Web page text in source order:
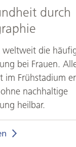
durch
weltweit die
bei Frauen.
im Frühstadium
nachhaltige
heilbar.